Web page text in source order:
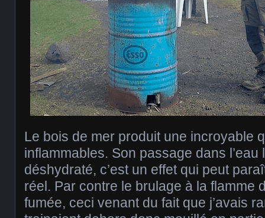
Le bois de mer produit une incroyable
inflammables. Son passage dans l’eau
déshydraté, c’est un effet qui peut
réel. Par contre le brulage à la flamme
fumée, ceci venant du fait que j’avais